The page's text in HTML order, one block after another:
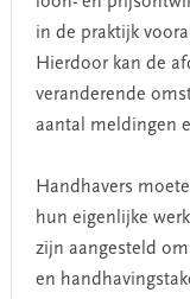
in de praktijk
Hierdoor kan de
veranderende
aantal meldingen
Handhavers
hun eigenlijke
zijn aangesteld
en